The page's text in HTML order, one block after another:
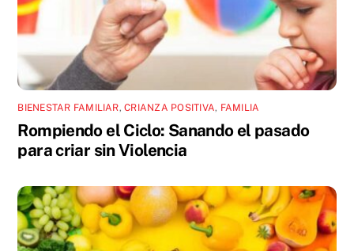
BIENESTAR FAMILIAR,CRIANZA POSITIVA, FAMILIA
Rompiendo el Ciclo: Sanando el pasado
para criar sin Violencia